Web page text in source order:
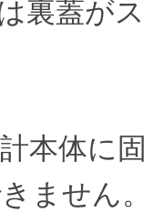
がス
に固
ません